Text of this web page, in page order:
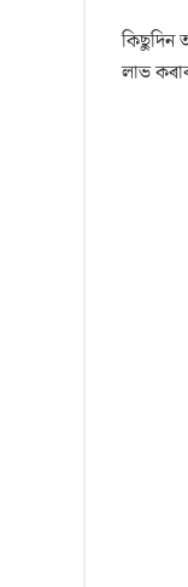
কিছুদিন
লাভ